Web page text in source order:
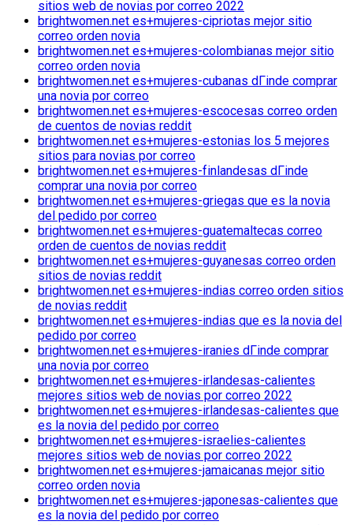
sitios web de novias por correo 2022
brightwomen.net es+mujeres-cipriotas mejor sitio
correo orden novia
brightwomen.net es+mujeres-colombianas mejor sitio
correo orden novia
brightwomen.net es+mujeres-cubanas dГіnde comprar
una novia por correo
brightwomen.net es+mujeres-escocesas correo orden
de cuentos de novias reddit
brightwomen.net es+mujeres-estonias los 5 mejores
sitios para novias por correo
brightwomen.net es+mujeres-finlandesas dГіnde
comprar una novia por correo
brightwomen.net es+mujeres-griegas que es la novia
del pedido por correo
brightwomen.net es+mujeres-guatemaltecas correo
orden de cuentos de novias reddit
brightwomen.net es+mujeres-guyanesas correo orden
sitios de novias reddit
brightwomen.net es+mujeres-indias correo orden sitios
de novias reddit
brightwomen.net es+mujeres-indias que es la novia del
pedido por correo
brightwomen.net es+mujeres-iranies dГіnde comprar
una novia por correo
brightwomen.net es+mujeres-irlandesas-calientes
mejores sitios web de novias por correo 2022
brightwomen.net es+mujeres-irlandesas-calientes que
es la novia del pedido por correo
brightwomen.net es+mujeres-israelies-calientes
mejores sitios web de novias por correo 2022
brightwomen.net es+mujeres-jamaicanas mejor sitio
correo orden novia
brightwomen.net es+mujeres-japonesas-calientes que
es la novia del pedido por correo